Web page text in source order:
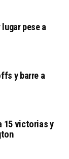
pese a
y barre a
15 victorias y